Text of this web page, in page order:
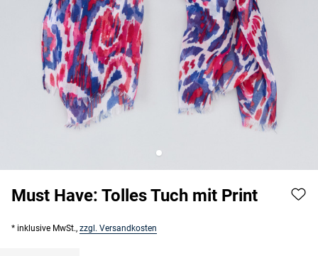
Must Have: Tolles Tuch mit Print
* inklusive MwSt., zzgl. Versandkosten